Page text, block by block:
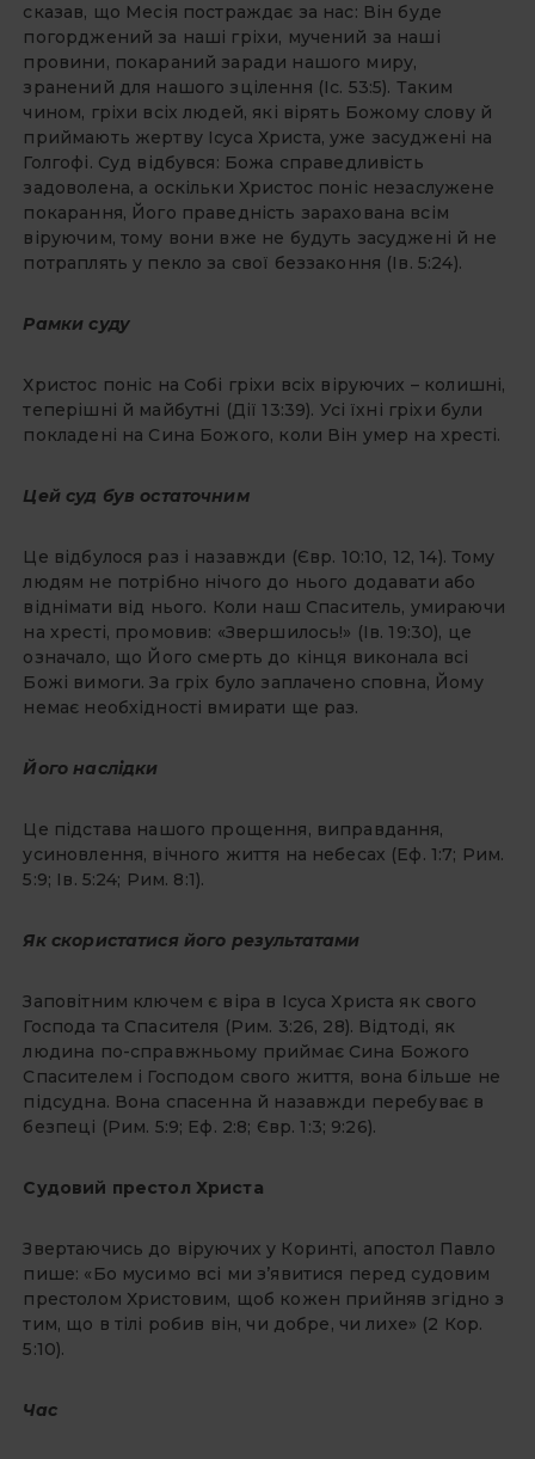
сказав, що Месія постраждає за нас: Він буде
погорджений за наші гріхи, мучений за наші
провини, покараний заради нашого миру,
зранений для нашого зцілення (Іс. 53:5). Таким
чином, гріхи всіх людей, які вірять Божому слову й
приймають жертву Ісуса Христа, уже засуджені на
Голгофі. Суд відбувся: Божа справедливість
задоволена, а оскільки Христос поніс незаслужене
покарання, Його праведність зарахована всім
віруючим, тому вони вже не будуть засуджені й не
потраплять у пекло за свої беззаконня (Ів. 5:24).
Рамки суду
Христос поніс на Собі гріхи всіх віруючих – колишні,
теперішні й майбутні (Дії 13:39). Усі їхні гріхи були
покладені на Сина Божого, коли Він умер на хресті.
Цей суд був остаточним
Це відбулося раз і назавжди (Євр. 10:10, 12, 14). Тому
людям не потрібно нічого до нього додавати або
віднімати від нього. Коли наш Спаситель, умираючи
на хресті, промовив: «Звершилось!» (Ів. 19:30), це
означало, що Його смерть до кінця виконала всі
Божі вимоги. За гріх було заплачено сповна, Йому
немає необхідності вмирати ще раз.
Його наслідки
Це підстава нашого прощення, виправдання,
усиновлення, вічного життя на небесах (Еф. 1:7; Рим.
5:9; Ів. 5:24; Рим. 8:1).
Як скористатися його результатами
Заповітним ключем є віра в Ісуса Христа як свого
Господа та Спасителя (Рим. 3:26, 28). Відтоді, як
людина по-справжньому приймає Сина Божого
Спасителем і Господом свого життя, вона більше не
підсудна. Вона спасенна й назавжди перебуває в
безпеці (Рим. 5:9; Еф. 2:8; Євр. 1:3; 9:26).
Судовий престол Христа
Звертаючись до віруючих у Коринті, апостол Павло
пише: «Бо мусимо всі ми з’явитися перед судовим
престолом Христовим, щоб кожен прийняв згідно з
тим, що в тілі робив він, чи добре, чи лихе» (2 Кор.
5:10).
Час